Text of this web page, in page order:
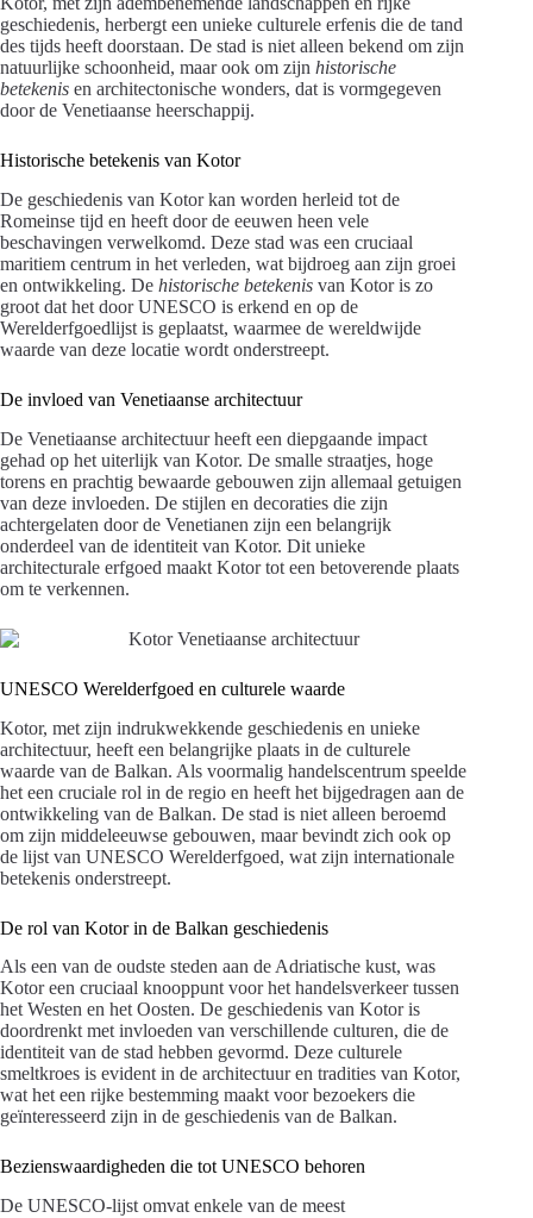
geschiedenis, herbergt een unieke culturele erfenis die de tand
des tijds heeft doorstaan. De stad is niet alleen bekend om zijn
natuurlijke schoonheid, maar ook om zijn historische
betekenis en architectonische wonders, dat is vormgegeven
door de Venetiaanse heerschappij.
Historische betekenis van Kotor
De geschiedenis van Kotor kan worden herleid tot de
Romeinse tijd en heeft door de eeuwen heen vele
beschavingen verwelkomd. Deze stad was een cruciaal
maritiem centrum in het verleden, wat bijdroeg aan zijn groei
en ontwikkeling. De historische betekenis van Kotor is zo
groot dat het door UNESCO is erkend en op de
Werelderfgoedlijst is geplaatst, waarmee de wereldwijde
waarde van deze locatie wordt onderstreept.
De invloed van Venetiaanse architectuur
De Venetiaanse architectuur heeft een diepgaande impact
gehad op het uiterlijk van Kotor. De smalle straatjes, hoge
torens en prachtig bewaarde gebouwen zijn allemaal getuigen
van deze invloeden. De stijlen en decoraties die zijn
achtergelaten door de Venetianen zijn een belangrijk
onderdeel van de identiteit van Kotor. Dit unieke
architecturale erfgoed maakt Kotor tot een betoverende plaats
om te verkennen.
UNESCO Werelderfgoed en culturele waarde
Kotor, met zijn indrukwekkende geschiedenis en unieke
architectuur, heeft een belangrijke plaats in de culturele
waarde van de Balkan. Als voormalig handelscentrum speelde
het een cruciale rol in de regio en heeft het bijgedragen aan de
ontwikkeling van de Balkan. De stad is niet alleen beroemd
om zijn middeleeuwse gebouwen, maar bevindt zich ook op
de lijst van UNESCO Werelderfgoed, wat zijn internationale
betekenis onderstreept.
De rol van Kotor in de Balkan geschiedenis
Als een van de oudste steden aan de Adriatische kust, was
Kotor een cruciaal knooppunt voor het handelsverkeer tussen
het Westen en het Oosten. De geschiedenis van Kotor is
doordrenkt met invloeden van verschillende culturen, die de
identiteit van de stad hebben gevormd. Deze culturele
smeltkroes is evident in de architectuur en tradities van Kotor,
wat het een rijke bestemming maakt voor bezoekers die
geïnteresseerd zijn in de geschiedenis van de Balkan.
Bezienswaardigheden die tot UNESCO behoren
De UNESCO-lijst omvat enkele van de meest